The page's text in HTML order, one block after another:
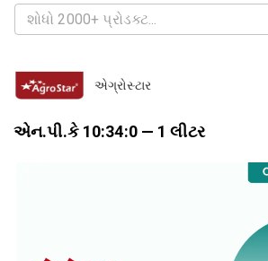
એગ્રોસ્ટાર
એન.પી.કે 10:34:0 — 1 લીટર